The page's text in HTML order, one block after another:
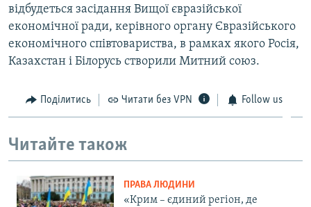
відбудеться засідання Вищої євразійської
економічної ради, керівного органу Євразійського
економічного співтовариства, в рамках якого Росія,
Казахстан і Білорусь створили Митний союз.
Поділитись Читати без VPN Follow us
Читайте також
ПРАВА ЛЮДИНИ
«Крим – єдиний регіон, де